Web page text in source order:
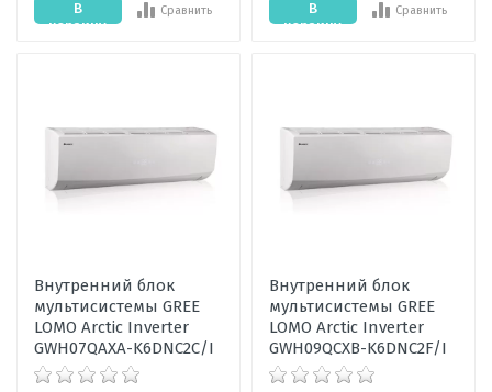
В
корзину
Сравнить
В
корзину
Сравнить
Внутренний блок
мультисистемы GREE
LOMO Arctic Inverter
GWH07QAXA-K6DNC2C/I
Внутренний блок
мультисистемы GREE
LOMO Arctic Inverter
GWH09QCXB-K6DNC2F/I